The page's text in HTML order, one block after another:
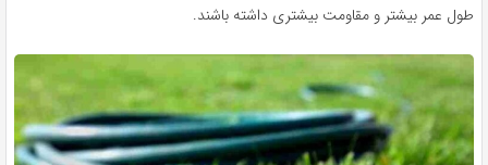
طول عمر بیشتر و مقاومت بیشتری داشته باشند.